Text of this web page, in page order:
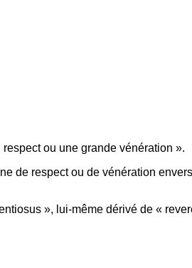
ou une grande vénération ».
de respect ou de vénération
», lui-même dérivé de «